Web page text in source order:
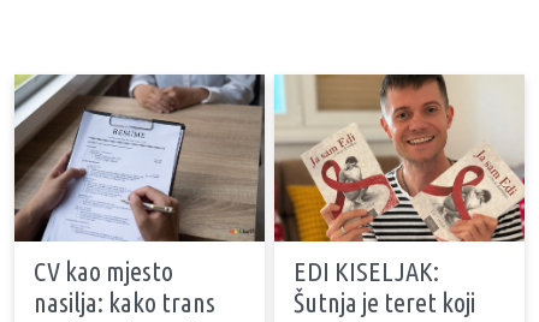
CV kao mjesto
nasilja: kako trans
EDI KISELJAK:
Šutnja je teret koji